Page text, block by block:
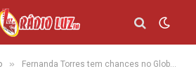
» Fernanda Torres tem chances no Globo de Ouro 2025? Especialistas de Hollywood acham que sim